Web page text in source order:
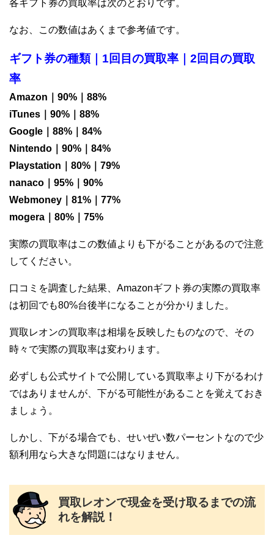
各ギフト券の買取率は次のとおりです。
なお、この数値はあくまで参考値です。
ギフト券の種類｜1回目の買取率｜2回目の買取
率
Amazon｜90%｜88%
iTunes｜90%｜88%
Google｜88%｜84%
Nintendo｜90%｜84%
Playstation｜80%｜79%
nanaco｜95%｜90%
Webmoney｜81%｜77%
mogera｜80%｜75%
実際の買取率はこの数値よりも下がることがあるので注意
してください。
口コミを調査した結果、Amazonギフト券の実際の買取率
は初回でも80%台後半になることが分かりました。
買取レオンの買取率は相場を反映したものなので、その
時々で実際の買取率は変わります。
必ずしも公式サイトで公開している買取率より下がるわけ
ではありませんが、下がる可能性があることを覚えておき
ましょう。
しかし、下がる場合でも、せいぜい数パーセントなので少
額利用なら大きな問題にはなりません。
買取レオンで現金を受け取るまでの流
れを解説！